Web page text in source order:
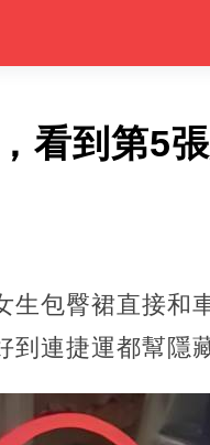
看到第5
包臀裙直接和
到連捷運都幫隱